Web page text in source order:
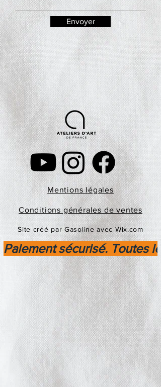
Envoyer
Mentions légales
Conditions générales de ventes
Site créé par Gasoline avec Wix.com
Paiement sécurisé. Toutes